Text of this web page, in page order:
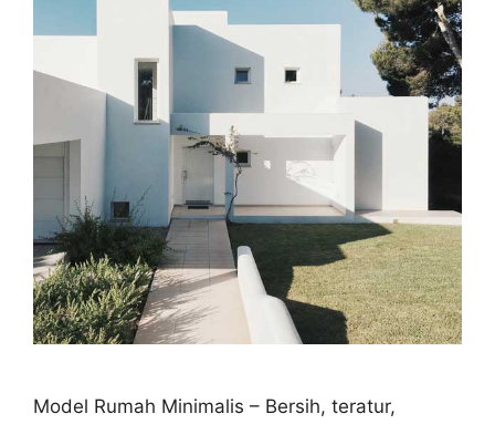
Model Rumah Minimalis – Bersih, teratur,